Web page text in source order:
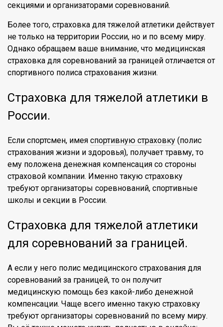
секциями и организаторами соревнований.
Более того, страховка для тяжелой атлетики действует
не только на территории России, но и по всему миру.
Однако обращаем ваше внимание, что медицинская
страховка для соревнований за границей отличается от
спортивного полиса страхования жизни.
Страховка для тяжелой атлетики в
России.
Если спортсмен, имея спортивную страховку (полис
страхования жизни и здоровья), получает травму, то
ему положена денежная компенсация со стороны
страховой компании. Именно такую страховку
требуют организаторы соревнований, спортивные
школы и секции в России.
Страховка для тяжелой атлетики
для соревнований за границей.
А если у него полис медицинского страхования для
соревнований за границей, то он получит
медицинскую помощь без какой-либо денежной
компенсации. Чаще всего именно такую страховку
требуют организаторы соревнований по всему миру.